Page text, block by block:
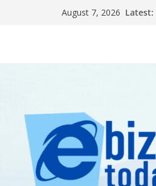
August 7, 2026 Latest: